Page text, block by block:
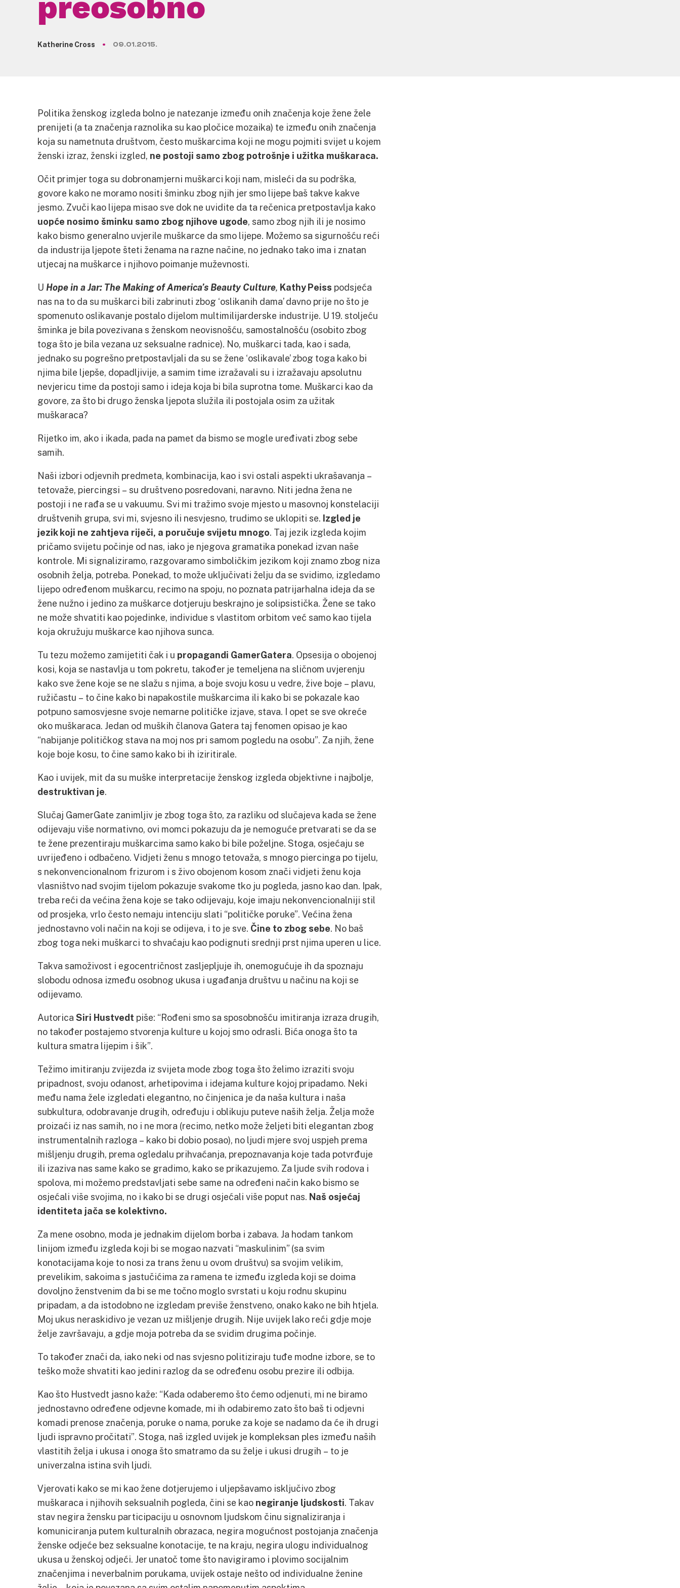
Katherine Cross 09.01.2015.
Politika ženskog izgleda bolno je natezanje između onih značenja koje žene žele
prenijeti (a ta značenja raznolika su kao pločice mozaika) te između onih značenja
koja su nametnuta društvom, često muškarcima koji ne mogu pojmiti svijet u kojem
ženski izraz, ženski izgled, ne postoji samo zbog potrošnje i užitka muškaraca.
Očit primjer toga su dobronamjerni muškarci koji nam, misleći da su podrška,
govore kako ne moramo nositi šminku zbog njih jer smo lijepe baš takve kakve
jesmo. Zvuči kao lijepa misao sve dok ne uvidite da ta rečenica pretpostavlja kako
uopće nosimo šminku samo zbog njihove ugode, samo zbog njih ili je nosimo
kako bismo generalno uvjerile muškarce da smo lijepe. Možemo sa sigurnošću reći
da industrija ljepote šteti ženama na razne načine, no jednako tako ima i znatan
utjecaj na muškarce i njihovo poimanje muževnosti.
U Hope in a Jar: The Making of America’s Beauty Culture, Kathy Peiss podsjeća
nas na to da su muškarci bili zabrinuti zbog ‘oslikanih dama’ davno prije no što je
spomenuto oslikavanje postalo dijelom multimilijarderske industrije. U 19. stoljeću
šminka je bila povezivana s ženskom neovisnošću, samostalnošću (osobito zbog
toga što je bila vezana uz seksualne radnice). No, muškarci tada, kao i sada,
jednako su pogrešno pretpostavljali da su se žene ‘oslikavale’ zbog toga kako bi
njima bile ljepše, dopadljivije, a samim time izražavali su i izražavaju apsolutnu
nevjericu time da postoji samo i ideja koja bi bila suprotna tome. Muškarci kao da
govore, za što bi drugo ženska ljepota služila ili postojala osim za užitak
muškaraca?
Rijetko im, ako i ikada, pada na pamet da bismo se mogle uređivati zbog sebe
samih.
Naši izbori odjevnih predmeta, kombinacija, kao i svi ostali aspekti ukrašavanja –
tetovaže, piercingsi – su društveno posredovani, naravno. Niti jedna žena ne
postoji i ne rađa se u vakuumu. Svi mi tražimo svoje mjesto u masovnoj konstelaciji
društvenih grupa, svi mi, svjesno ili nesvjesno, trudimo se uklopiti se. Izgled je
jezik koji ne zahtjeva riječi, a poručuje svijetu mnogo. Taj jezik izgleda kojim
pričamo svijetu počinje od nas, iako je njegova gramatika ponekad izvan naše
kontrole. Mi signaliziramo, razgovaramo simboličkim jezikom koji znamo zbog niza
osobnih želja, potreba. Ponekad, to može uključivati želju da se svidimo, izgledamo
lijepo određenom muškarcu, recimo na spoju, no poznata patrijarhalna ideja da se
žene nužno i jedino za muškarce dotjeruju beskrajno je solipsistička. Žene se tako
ne može shvatiti kao pojedinke, individue s vlastitom orbitom već samo kao tijela
koja okružuju muškarce kao njihova sunca.
Tu tezu možemo zamijetiti čak i u propagandi GamerGatera. Opsesija o obojenoj
kosi, koja se nastavlja u tom pokretu, također je temeljena na sličnom uvjerenju
kako sve žene koje se ne slažu s njima, a boje svoju kosu u vedre, žive boje – plavu,
ružičastu – to čine kako bi napakostile muškarcima ili kako bi se pokazale kao
potpuno samosvjesne svoje nemarne političke izjave, stava. I opet se sve okreće
oko muškaraca. Jedan od muških članova Gatera taj fenomen opisao je kao
“nabijanje političkog stava na moj nos pri samom pogledu na osobu”. Za njih, žene
koje boje kosu, to čine samo kako bi ih iziritirale.
Kao i uvijek, mit da su muške interpretacije ženskog izgleda objektivne i najbolje,
destruktivan je.
Slučaj GamerGate zanimljiv je zbog toga što, za razliku od slučajeva kada se žene
odijevaju više normativno, ovi momci pokazuju da je nemoguće pretvarati se da se
te žene prezentiraju muškarcima samo kako bi bile poželjne. Stoga, osjećaju se
uvrijeđeno i odbačeno. Vidjeti ženu s mnogo tetovaža, s mnogo piercinga po tijelu,
s nekonvencionalnom frizurom i s živo obojenom kosom znači vidjeti ženu koja
vlasništvo nad svojim tijelom pokazuje svakome tko ju pogleda, jasno kao dan. Ipak,
treba reći da većina žena koje se tako odijevaju, koje imaju nekonvencionalniji stil
od prosjeka, vrlo često nemaju intenciju slati “političke poruke”. Većina žena
jednostavno voli način na koji se odijeva, i to je sve. Čine to zbog sebe. No baš
zbog toga neki muškarci to shvaćaju kao podignuti srednji prst njima uperen u lice.
Takva samoživost i egocentričnost zasljepljuje ih, onemogućuje ih da spoznaju
slobodu odnosa između osobnog ukusa i ugađanja društvu u načinu na koji se
odijevamo.
Autorica Siri Hustvedt piše: “Rođeni smo sa sposobnošću imitiranja izraza drugih,
no također postajemo stvorenja kulture u kojoj smo odrasli. Bića onoga što ta
kultura smatra lijepim i šik”.
Težimo imitiranju zvijezda iz svijeta mode zbog toga što želimo izraziti svoju
pripadnost, svoju odanost, arhetipovima i idejama kulture kojoj pripadamo. Neki
među nama žele izgledati elegantno, no činjenica je da naša kultura i naša
subkultura, odobravanje drugih, određuju i oblikuju puteve naših želja. Želja može
proizaći iz nas samih, no i ne mora (recimo, netko može željeti biti elegantan zbog
instrumentalnih razloga – kako bi dobio posao), no ljudi mjere svoj uspjeh prema
mišljenju drugih, prema ogledalu prihvaćanja, prepoznavanja koje tada potvrđuje
ili izaziva nas same kako se gradimo, kako se prikazujemo. Za ljude svih rodova i
spolova, mi možemo predstavljati sebe same na određeni način kako bismo se
osjećali više svojima, no i kako bi se drugi osjećali više poput nas. Naš osjećaj
identiteta jača se kolektivno.
Za mene osobno, moda je jednakim dijelom borba i zabava. Ja hodam tankom
linijom između izgleda koji bi se mogao nazvati “maskulinim” (sa svim
konotacijama koje to nosi za trans ženu u ovom društvu) sa svojim velikim,
prevelikim, sakoima s jastučićima za ramena te između izgleda koji se doima
dovoljno ženstvenim da bi se me točno moglo svrstati u koju rodnu skupinu
pripadam, a da istodobno ne izgledam previše ženstveno, onako kako ne bih htjela.
Moj ukus neraskidivo je vezan uz mišljenje drugih. Nije uvijek lako reći gdje moje
želje završavaju, a gdje moja potreba da se svidim drugima počinje.
To također znači da, iako neki od nas svjesno politiziraju tuđe modne izbore, se to
teško može shvatiti kao jedini razlog da se određenu osobu prezire ili odbija.
Kao što Hustvedt jasno kaže: “Kada odaberemo što ćemo odjenuti, mi ne biramo
jednostavno određene odjevne komade, mi ih odabiremo zato što baš ti odjevni
komadi prenose značenja, poruke o nama, poruke za koje se nadamo da će ih drugi
ljudi ispravno pročitati”. Stoga, naš izgled uvijek je kompleksan ples između naših
vlastitih želja i ukusa i onoga što smatramo da su želje i ukusi drugih – to je
univerzalna istina svih ljudi.
Vjerovati kako se mi kao žene dotjerujemo i uljepšavamo isključivo zbog
muškaraca i njihovih seksualnih pogleda, čini se kao negiranje ljudskosti. Takav
stav negira žensku participaciju u osnovnom ljudskom činu signaliziranja i
komuniciranja putem kulturalnih obrazaca, negira mogućnost postojanja značenja
ženske odjeće bez seksualne konotacije, te na kraju, negira ulogu individualnog
ukusa u ženskoj odjeći. Jer unatoč tome što navigiramo i plovimo socijalnim
značenjima i neverbalnim porukama, uvijek ostaje nešto od individualne ženine